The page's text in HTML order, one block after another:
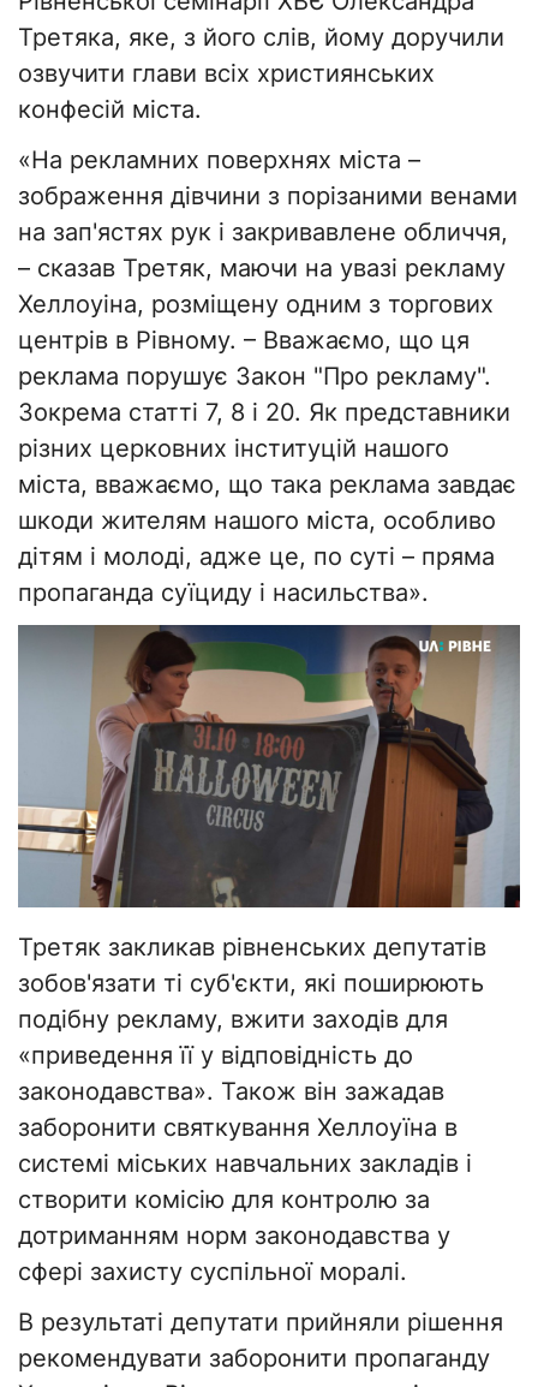
Третяка, яке, з його слів, йому доручили
озвучити глави всіх християнських
конфесій міста.
«На рекламних поверхнях міста –
зображення дівчини з порізаними венами
на зап'ястях рук і закривавлене обличчя,
– сказав Третяк, маючи на увазі рекламу
Хеллоуіна, розміщену одним з торгових
центрів в Рівному. – Вважаємо, що ця
реклама порушує Закон "Про рекламу".
Зокрема статті 7, 8 і 20. Як представники
різних церковних інституцій нашого
міста, вважаємо, що така реклама завдає
шкоди жителям нашого міста, особливо
дітям і молоді, адже це, по суті – пряма
пропаганда суїциду і насильства».
Третяк закликав рівненських депутатів
зобов'язати ті суб'єкти, які поширюють
подібну рекламу, вжити заходів для
«приведення її у відповідність до
законодавства». Також він зажадав
заборонити святкування Хеллоуїна в
системі міських навчальних закладів і
створити комісію для контролю за
дотриманням норм законодавства у
сфері захисту суспільної моралі.
В результаті депутати прийняли рішення
рекомендувати заборонити пропаганду